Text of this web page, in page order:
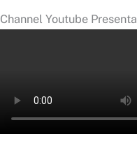
Channel Youtube Presenta